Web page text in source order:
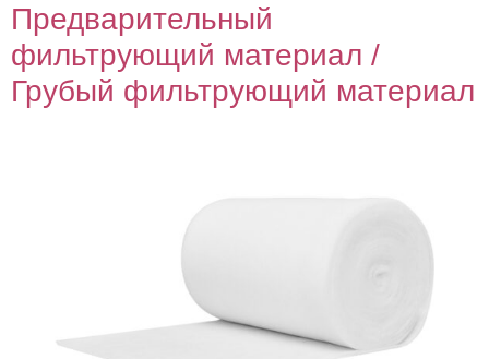
Предварительный
фильтрующий материал /
Грубый фильтрующий материал